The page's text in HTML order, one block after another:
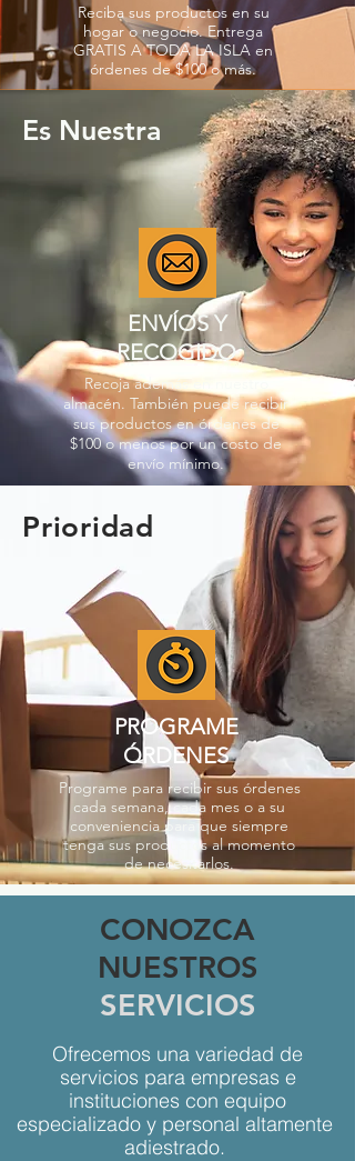
Reciba sus productos en su
hogar o negocio. Entrega
GRATIS A TODA LA ISLA en
órdenes de $100 o más.
Es Nuestra
ENVÍOS Y
RECOGIDO
Recoja además en nuestro
almacén. También puede recibir
sus productos en órdenes de
$100 o menos por un costo de
envío mínimo.
Prioridad
PROGRAME
ÓRDENES
Programe para recibir sus órdenes
cada semana, cada mes o a su
conveniencia para que siempre
tenga sus productos al momento
de necesitarlos.
CONOZCA
NUESTROS
SERVICIOS
Ofrecemos una variedad de
servicios para empresas e
instituciones con equipo
especializado y personal altamente
adiestrado.